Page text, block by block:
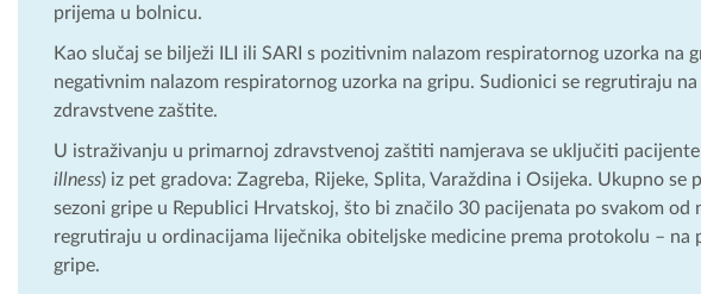
prijema u bolnicu.
Kao slučaj se bilježi ILI ili SARI s pozitivnim nalazom respiratornog uzorka na
negativnim nalazom respiratornog uzorka na gripu. Sudionici se regrutiraju
zdravstvene zaštite.
U istraživanju u primarnoj zdravstvenoj zaštiti namjerava se uključiti
illness) iz pet gradova: Zagreba, Rijeke, Splita, Varaždina i Osijeka. Ukupno
sezoni gripe u Republici Hrvatskoj, što bi značilo 30 pacijenata po svakom od
regrutiraju u ordinacijama liječnika obiteljske medicine prema protokolu – na
gripe.